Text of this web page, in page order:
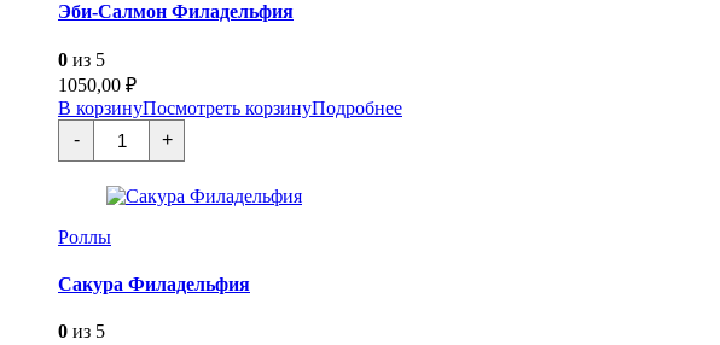
Эби-Салмон Филадельфия
0 из 5
1050,00 ₽
В корзинуПосмотреть корзинуПодробнее
-
Количество
товара
Эби-
Салмон
Филадельфия
+
Роллы
Сакура Филадельфия
0 из 5